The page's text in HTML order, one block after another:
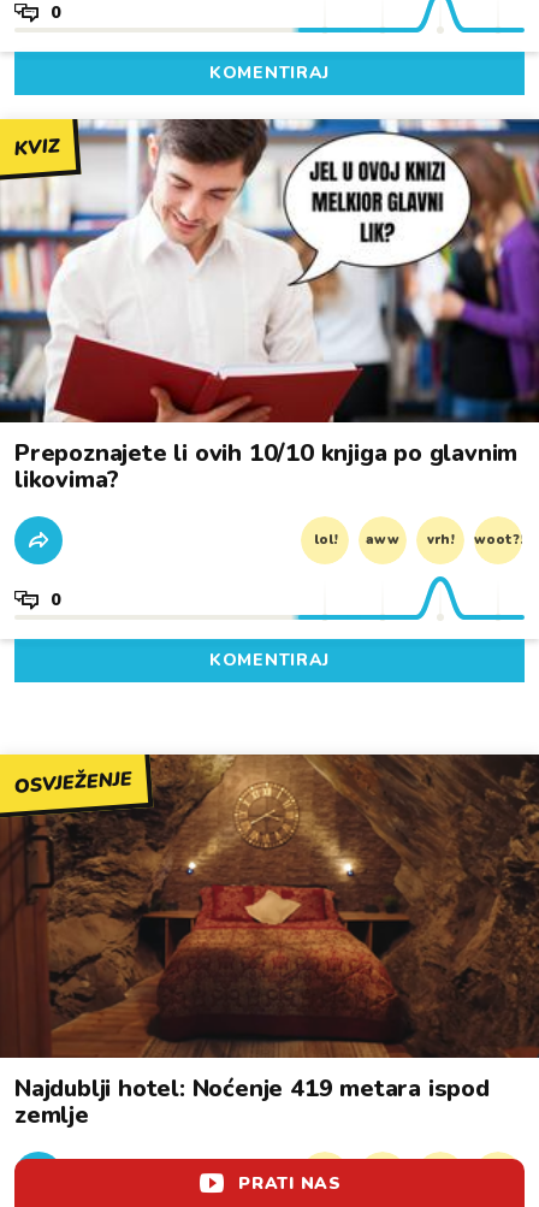
0
KOMENTIRAJ
KVIZ
Prepoznajete li ovih 10/10 knjiga po glavnim
likovima?
lol! aww vrh! woot?!
0
KOMENTIRAJ
OSVJEŽENJE
Najdublji hotel: Noćenje 419 metara ispod
zemlje
lol!
PRATI NAS